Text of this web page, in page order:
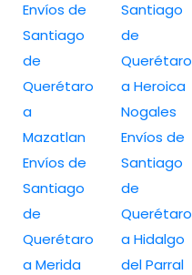
Envíos de
Santiago
de
Querétaro
a
Mazatlan
Envíos de
Santiago
de
Querétaro
a Merida
Santiago
de
Querétaro
a Heroica
Nogales
Envíos de
Santiago
de
Querétaro
a Hidalgo
del Parral